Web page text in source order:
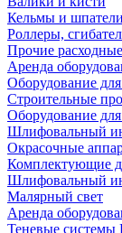
Кельмы и шпатели
Роллеры,
Прочие
Аренда
Оборудование
Строительные
Оборудование
Шлифовальный
Окрасочные
Комплектующие
Шлифовальный
Малярный свет
Аренда
Теневые